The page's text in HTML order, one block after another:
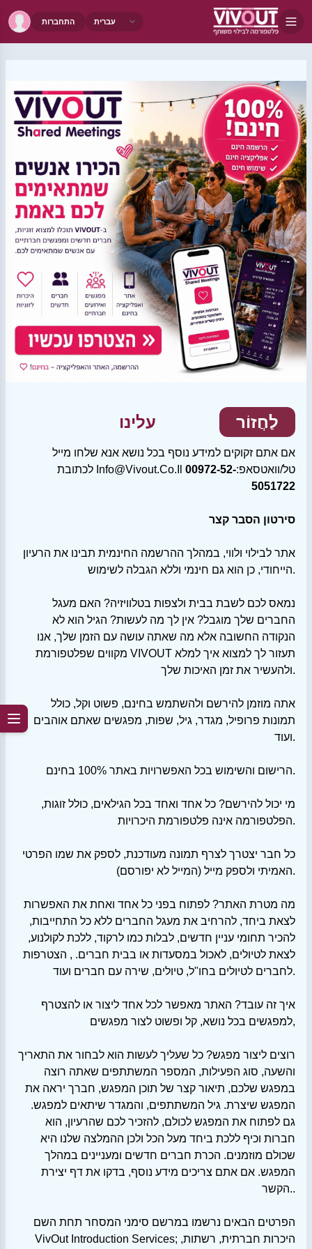
התחברות
עלינו לַחֲזוֹר
אם אתם זקוקים למידע נוסף בכל נושא אנא שלחו מייל
לכתובת Info@vivout.co.il טל/וואטסאפ:00972-52-
5051722
סירטון הסבר קצר
אתר לבילוי ולווי, במהלך ההרשמה החינמית תבינו את הרעיון
הייחודי, כן הוא גם חינמי וללא הגבלה לשימוש.
נמאס לכם לשבת בבית ולצפות בטלוויזיה? האם מעגל
החברים שלך מוגבל? אין לך מה לעשות? הגיל הוא לא
הנקודה החשובה אלא מה שאתה עושה עם הזמן שלך, אנו
מקווים שפלטפורמת VIVOUT תעזור לך למצוא איך למלא
ולהעשיר את זמן האיכות שלך.
אתה מוזמן להירשם ולהשתמש בחינם, פשוט וקל, כולל
תמונות פרופיל, מגדר, גיל, שפות, מפגשים שאתם אוהבים
ועוד.
הרישום והשימוש בכל האפשרויות באתר 100% בחינם.
מי יכול להירשם? כל אחד ואחד בכל הגילאים, כולל זוגות,
הפלטפורמה אינה פלטפורמת היכרויות.
כל חבר יצטרך לצרף תמונה מעודכנת, לספק את שמו הפרטי
האמיתי ולספק מייל (המייל לא יפורסם).
מה מטרת האתר? לפתוח בפני כל אחד ואחת את האפשרות
לצאת ביחד, להרחיב את מעגל החברים ללא כל התחייבות,
להכיר תחומי עניין חדשים, לבלות כמו לרקוד, ללכת לקולנוע,
לצאת לטיולים, לאכול במסעדות או בבית חברים. , הצטרפות
לחברים לטיולים בחו"ל, טיולים, שירה עם חברים ועוד.
איך זה עובד? האתר מאפשר לכל אחד ליצור או להצטרף
למפגשים בכל נושא, קל ופשוט לצור מפגשים,
רוצים ליצור מפגש? כל שעליך לעשות הוא לבחור את התאריך
והשעה, סוג הפעילות, המספר המשתתפים שאתה רוצה
במפגש שלכם, תיאור קצר של תוכן המפגש, חברך יראה את
המפגש שיצרת. גיל המשתתפים, והמגדר שיתאים למפגש.
גם לפתוח את המפגש לכולם, להזכיר לכם שהרעיון, הוא
חברות וכיף ללכת ביחד מעל הכל ולכן ההמלצה שלנו היא
שכולם מוזמנים. הכרת חברים חדשים ומעניינים במהלך
המפגש. אם אתם צריכים מידע נוסף, בדקו את דף יצירת
הקשר..
הפרטים הבאים נרשמו במרשם סימני המסחר תחת השם
VivOut Introduction Services; היכרות חברתית, רשתות,